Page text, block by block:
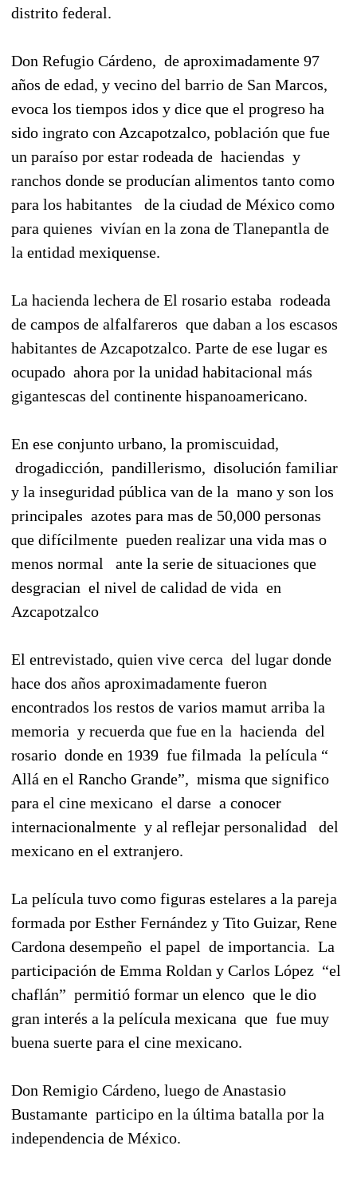
distrito federal.
Don Refugio Cárdeno, de aproximadamente 97
años de edad, y vecino del barrio de San Marcos,
evoca los tiempos idos y dice que el progreso ha
sido ingrato con Azcapotzalco, población que fue
un paraíso por estar rodeada de haciendas y
ranchos donde se producían alimentos tanto como
para los habitantes
de la ciudad de México como
para quienes vivían en la zona de Tlanepantla de
la entidad mexiquense.
La hacienda lechera de El rosario estaba rodeada
de campos de alfalfareros que daban a los escasos
habitantes de Azcapotzalco. Parte de ese lugar es
ocupado ahora por la unidad habitacional más
gigantescas del continente hispanoamericano.
En ese conjunto urbano, la promiscuidad,
drogadicción, pandillerismo, disolución familiar
y la inseguridad pública van de la mano y son los
principales azotes para mas de 50,000 personas
que difícilmente pueden realizar una vida mas o
menos normal
ante la serie de situaciones que
desgracian el nivel de calidad de vida en
Azcapotzalco
El entrevistado, quien vive cerca del lugar donde
hace dos años aproximadamente fueron
encontrados los restos de varios mamut arriba la
memoria y recuerda que fue en la hacienda del
rosario donde en 1939 fue filmada la película “
Allá en el Rancho Grande”, misma que significo
para el cine mexicano el darse a conocer
internacionalmente y al reflejar personalidad
del
mexicano en el extranjero.
La película tuvo como figuras estelares a la pareja
formada por Esther Fernández y Tito Guizar, Rene
Cardona desempeño el papel de importancia. La
participación de Emma Roldan y Carlos López “el
chaflán” permitió formar un elenco que le dio
gran interés a la película mexicana que fue muy
buena suerte para el cine mexicano.
Don Remigio Cárdeno, luego de Anastasio
Bustamante participo en la última batalla por la
independencia de México.